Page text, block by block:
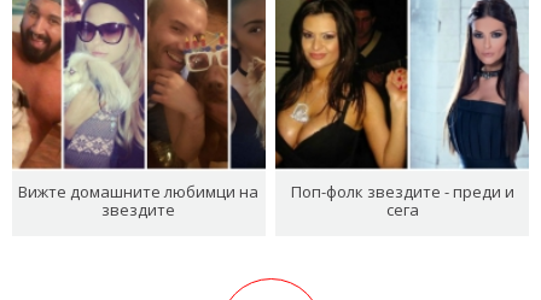
Вижте домашните любимци на
звездите
Поп-фолк звездите - преди и
сега